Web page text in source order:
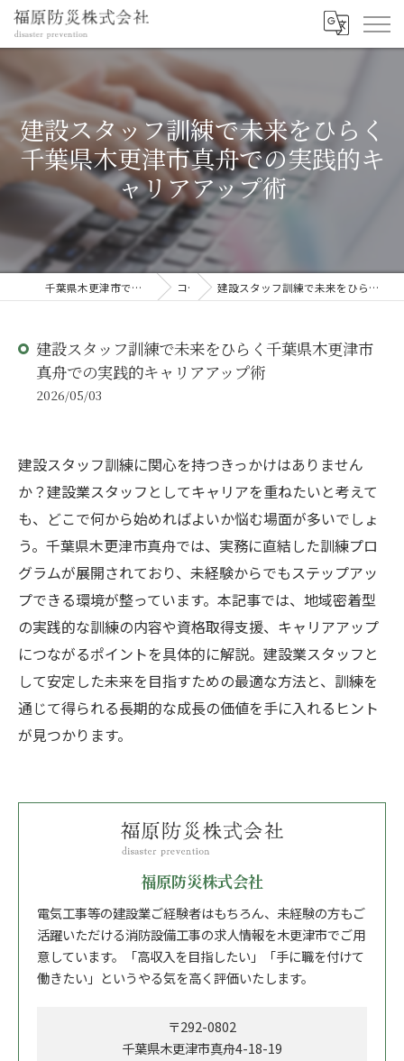
建設スタッフ訓練で未来をひらく
千葉県木更津市真舟での実践的キ
ャリアアップ術
千葉県木更津市で建設の求人なら福原防災株式会社 コラム 建設スタッフ訓練で未来をひらく千葉県木更津市真舟での実践的キャリアアップ術
建設スタッフ訓練で未来をひらく千葉県木更津市
真舟での実践的キャリアアップ術
2026/05/03
建設スタッフ訓練に関心を持つきっかけはありません
か？建設業スタッフとしてキャリアを重ねたいと考えて
も、どこで何から始めればよいか悩む場面が多いでしょ
う。千葉県木更津市真舟では、実務に直結した訓練プロ
グラムが展開されており、未経験からでもステップアッ
プできる環境が整っています。本記事では、地域密着型
の実践的な訓練の内容や資格取得支援、キャリアアップ
につながるポイントを具体的に解説。建設業スタッフと
して安定した未来を目指すための最適な方法と、訓練を
通じて得られる長期的な成長の価値を手に入れるヒント
が見つかります。
福原防災株式会社
電気工事等の建設業ご経験者はもちろん、未経験の方もご
活躍いただける消防設備工事の求人情報を木更津市でご用
意しています。「高収入を目指したい」「手に職を付けて
働きたい」というやる気を高く評価いたします。
〒292-0802
千葉県木更津市真舟4-18-19